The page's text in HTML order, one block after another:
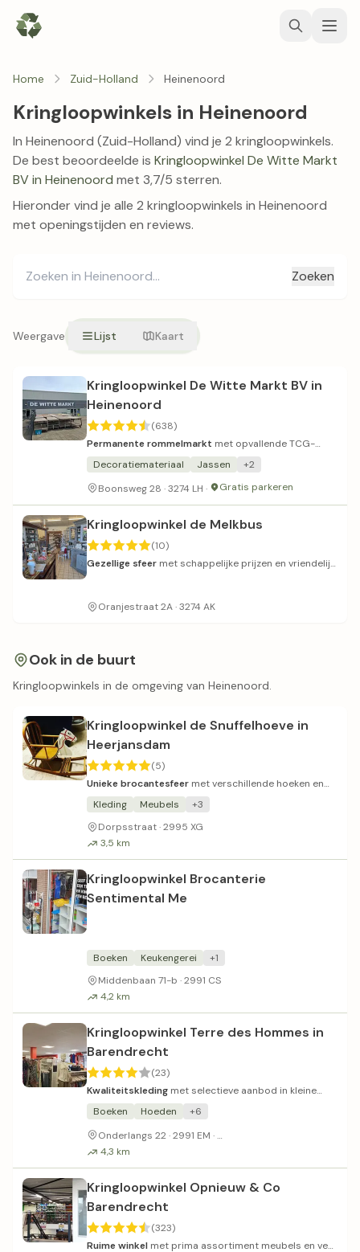
Home Zuid-Holland Heinenoord
Kringloopwinkels in Heinenoord
In Heinenoord (Zuid-Holland) vind je 2 kringloopwinkels.
De best beoordeelde is Kringloopwinkel De Witte Markt
BV in Heinenoord met 3,7/5 sterren.
Hieronder vind je alle 2 kringloopwinkels in Heinenoord
met openingstijden en reviews.
Zoeken
Weergave Lijst Kaart
Kringloopwinkel De Witte Markt BV in
Heinenoord
(638)
Permanente rommelmarkt met opvallende TCG-
kraam en vooral gereedschap.
Decoratiemateriaal Jassen
+2
Boonsweg 28 · 3274 LH ·
Gratis parkeren
Kringloopwinkel de Melkbus
(10)
Gezellige sfeer met schappelijke prijzen en vriendelijk
Oranjestraat 2A · 3274 AK
Ook in de buurt
Kringloopwinkels in de omgeving van Heinenoord.
Kringloopwinkel de Snuffelhoeve in
Heerjansdam
(5)
Unieke brocantesfeer met verschillende hoeken en
bijzondere vondsten.
Kleding Meubels
+3
Dorpsstraat · 2995 XG
3,5 km
Kringloopwinkel Brocanterie
Sentimental Me
Boeken Keukengerei
+1
Middenbaan 71-b · 2991 CS
4,2 km
Kringloopwinkel Terre des Hommes in
Barendrecht
(23)
Kwaliteitskleding met selectieve aanbod in kleine
winkel.
Boeken Hoeden
+6
Onderlangs 22 · 2991 EM ·
4,3 km
Kringloopwinkel Opnieuw & Co
Barendrecht
(323)
Ruime winkel met prima assortiment meubels en veel